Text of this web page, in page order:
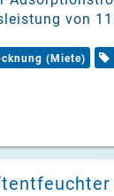
von
(Miete)